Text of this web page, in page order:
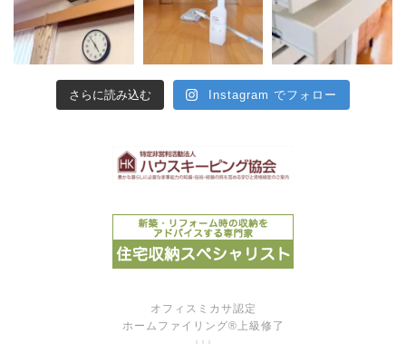
さらに読み込む Instagram でフォロー
オフィスミカサ認定
ホームファイリング®上級修了